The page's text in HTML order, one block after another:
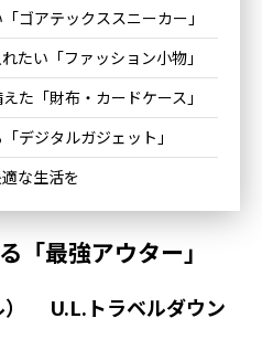
ゴアテックススニーカー」
たい「ファッション小物」
た「財布・カードケース」
デジタルガジェット」
な生活を
「最強アウター」
U.L.トラベルダウン